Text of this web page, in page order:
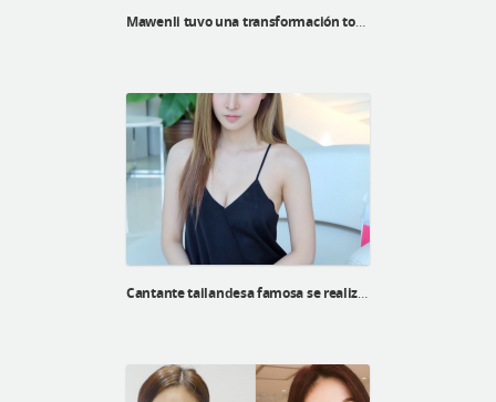
Mawenli tuvo una transformación total en ID Hospital
Cantante tailandesa famosa se realiza una cirugía en ID Hospital